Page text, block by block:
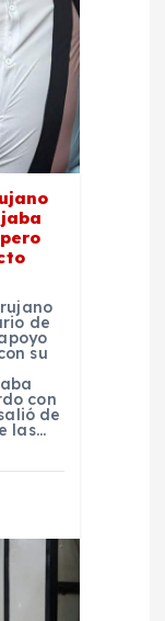
de
su
con
de
las…